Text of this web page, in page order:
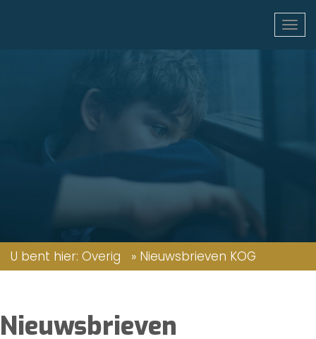
U bent hier: Overig » Nieuwsbrieven KOG
Nieuwsbrieven